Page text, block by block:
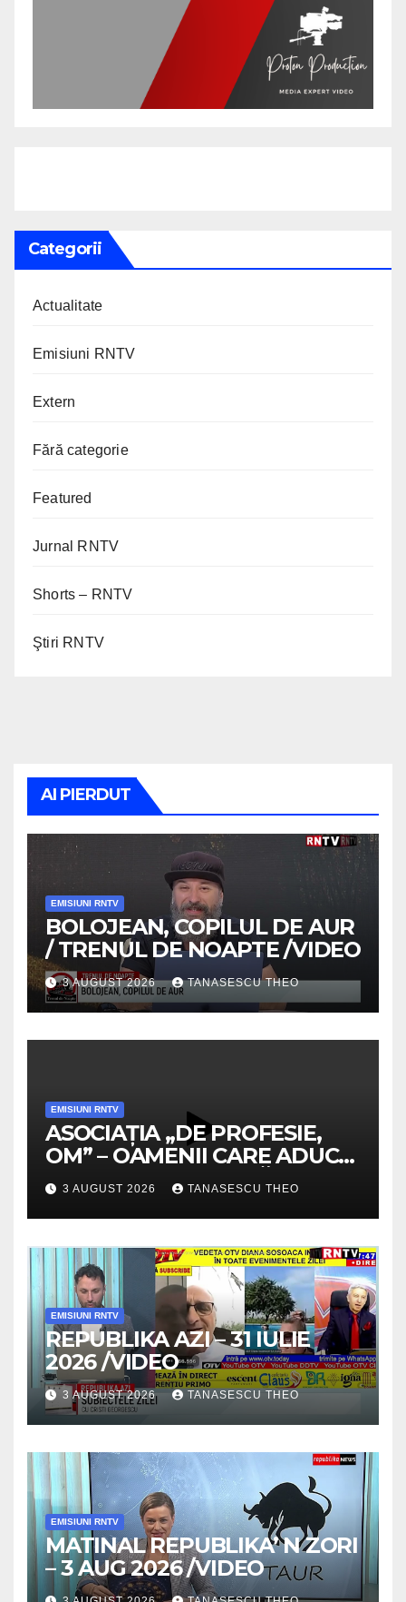
Categorii
Actualitate
Emisiuni RNTV
Extern
Fără categorie
Featured
Jurnal RNTV
Shorts – RNTV
Ştiri RNTV
AI PIERDUT
EMISIUNI RNTV
BOLOJEAN, COPILUL DE AUR
/ TRENUL DE NOAPTE /VIDEO
3 AUGUST 2026 TANASESCU THEO
EMISIUNI RNTV
ASOCIAȚIA „DE PROFESIE,
OM” – OAMENII CARE ADUC
VALOARE COMUNITĂȚII /
SECRETELE SUCCESULUI
/VIDEO
3 AUGUST 2026 TANASESCU THEO
EMISIUNI RNTV
REPUBLIKA AZI – 31 IULIE
2026 /VIDEO
3 AUGUST 2026 TANASESCU THEO
EMISIUNI RNTV
MATINAL REPUBLIKA’ N ZORI
– 3 AUG 2026 /VIDEO